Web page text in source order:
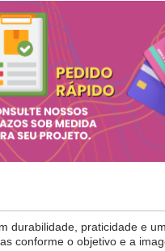
durabilidade, praticidade e
conforme o objetivo e a